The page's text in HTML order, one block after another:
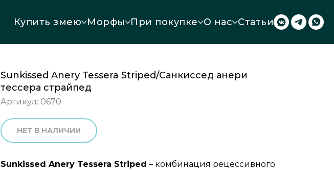
Купить змею Морфы При покупке О нас Статьи
Sunkissed Anery Tessera Striped/Санкиссед анери
тессера страйпед
Артикул: 0670
НЕТ В НАЛИЧИИ
Sunkissed Anery Tessera Striped – комбинация рецессивного